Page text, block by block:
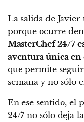
La salida de
porque ocurre
MasterChef 24/7
aventura única
que permite
semana y no sólo
En ese sentido, el
24/7 no sólo deja